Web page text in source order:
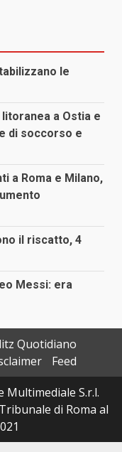
le
a Ostia e
di soccorso e
a Roma e Milano,
il riscatto, 4
Messi: era
Quotidiano
Feed
Multimediale S.r.l.
di Roma al